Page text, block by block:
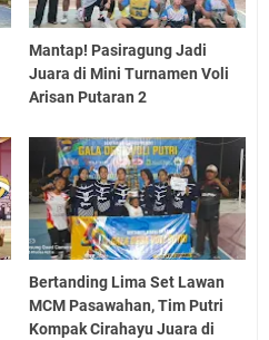
Mantap! Pasiragung Jadi
Juara di Mini Turnamen Voli
Arisan Putaran 2
Bertanding Lima Set Lawan
MCM Pasawahan, Tim Putri
Kompak Cirahayu Juara di